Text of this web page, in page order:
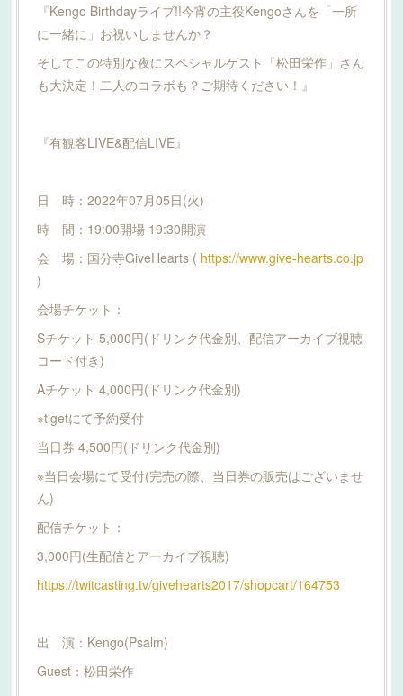
『Kengo Birthdayライブ!!今宵の主役Kengoさんを「一所
に一緒に」お祝いしませんか？
そしてこの特別な夜にスペシャルゲスト「松田栄作」さん
も大決定！二人のコラボも？ご期待ください！』
『有観客LIVE&配信LIVE』
日 時：2022年07月05日(火)
時 間：19:00開場 19:30開演
会 場：国分寺GiveHearts ( https://www.give-hearts.co.jp
)
会場チケット：
Sチケット 5,000円(ドリンク代金別、配信アーカイブ視聴
コード付き)
Aチケット 4,000円(ドリンク代金別)
※tigetにて予約受付
当日券 4,500円(ドリンク代金別)
※当日会場にて受付(完売の際、当日券の販売はございませ
ん)
配信チケット：
3,000円(生配信とアーカイブ視聴)
https://twitcasting.tv/givehearts2017/shopcart/164753
出 演：Kengo(Psalm)
Guest：松田栄作